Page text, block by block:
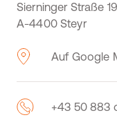
Sierninger Straße
A-4400 Steyr
Auf Google
+43 50 883